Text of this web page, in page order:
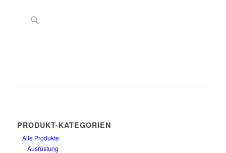
PRODUKT-KATEGORIEN
Alle Produkte
Ausrüstung